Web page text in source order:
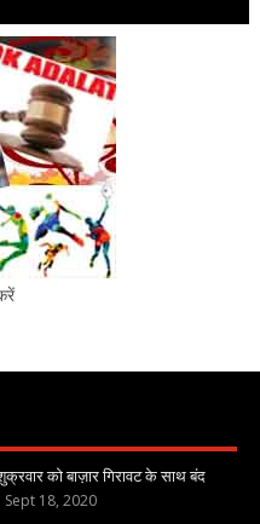
को बाज़ार गिरावट के साथ बंद
Sept 18, 2020